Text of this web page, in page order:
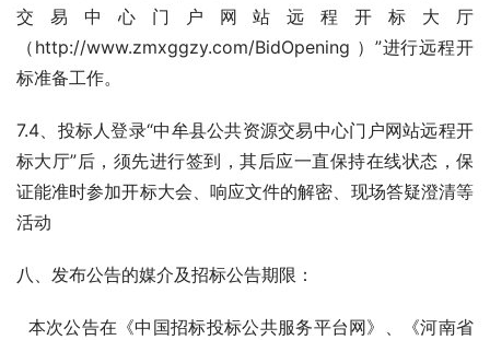
交易中心门户网站远程开标大厅
（http://www.zmxggzy.com/BidOpening ）”进行远程开
标准备工作。
7.4、投标人登录“中牟县公共资源交易中心门户网站远程开
标大厅”后，须先进行签到，其后应一直保持在线状态，保
证能准时参加开标大会、响应文件的解密、现场答疑澄清等
活动
八、发布公告的媒介及招标公告期限：
本次公告在《中国招标投标公共服务平台网》、《河南省